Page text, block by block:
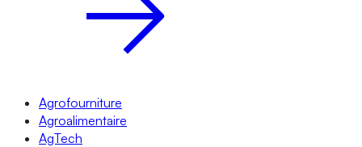
Agrofourniture
Agroalimentaire
AgTech